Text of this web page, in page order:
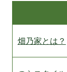
畑乃家とは？